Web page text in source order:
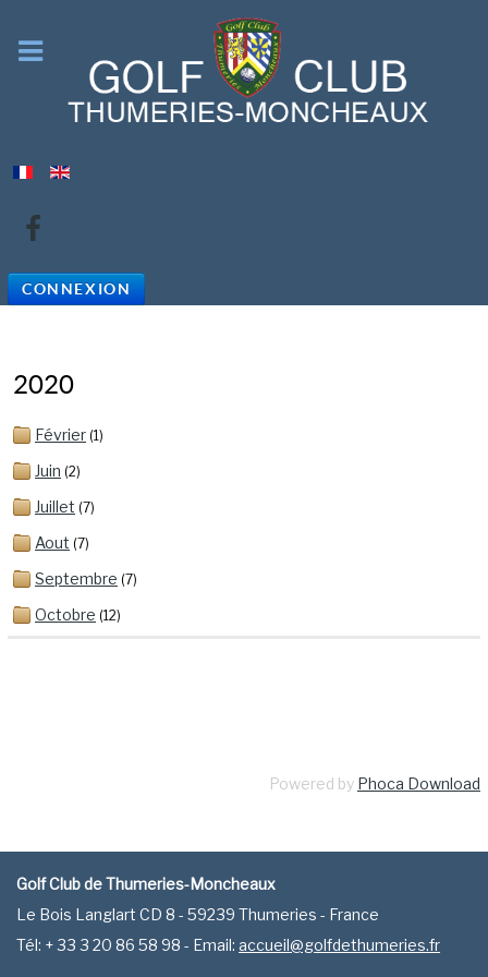
CONNEXION
2020
Février (1)
Juin (2)
Juillet (7)
Aout (7)
Septembre (7)
Octobre (12)
Powered by Phoca Download
Golf Club de Thumeries-Moncheaux
Le Bois Langlart CD 8 - 59239 Thumeries - France
Tél: + 33 3 20 86 58 98 - Email:accueil@golfdethumeries.fr